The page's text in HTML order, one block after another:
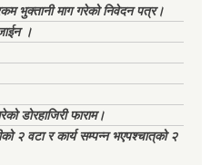
भुक्तानी माग गरेको निवेदन पत्र।
।
डोरहाजिरी फाराम।
२ वटा र कार्य सम्पन्न भएपश्चात्‌को २